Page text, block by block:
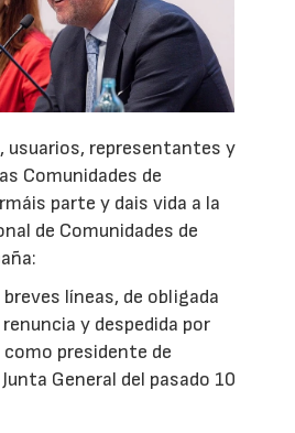
usuarios, representantes y
Comunidades de
parte y dais vida a la
de Comunidades de
líneas, de obligada
y despedida por
presidente de
Junta General del pasado 10